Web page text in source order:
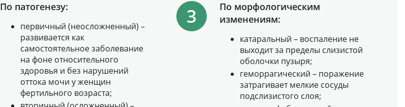
По патогенезу:
первичный (неосложненный) –
развивается как
самостоятельное заболевание
на фоне относительного
здоровья и без нарушений
оттока мочи у женщин
фертильного возраста;
По морфологическим
изменениям:
катаральный – воспаление не
выходит за пределы слизистой
оболочки пузыря;
геморрагический – поражение
затрагивает мелкие сосуды
подслизистого слоя;